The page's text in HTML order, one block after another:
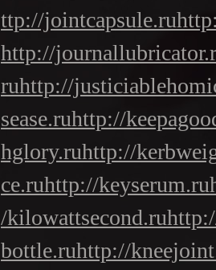
ttp://jointcapsule.ru
http://
ruhttp://
sease.ruhttp://
hglory.ruhttp://
ce.ruhttp://keyserum.ru
/kilowattsecond.ru
bottle.ruhttp://